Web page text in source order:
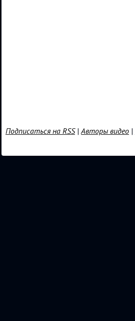
Подписаться на RSS|Авторы видео |